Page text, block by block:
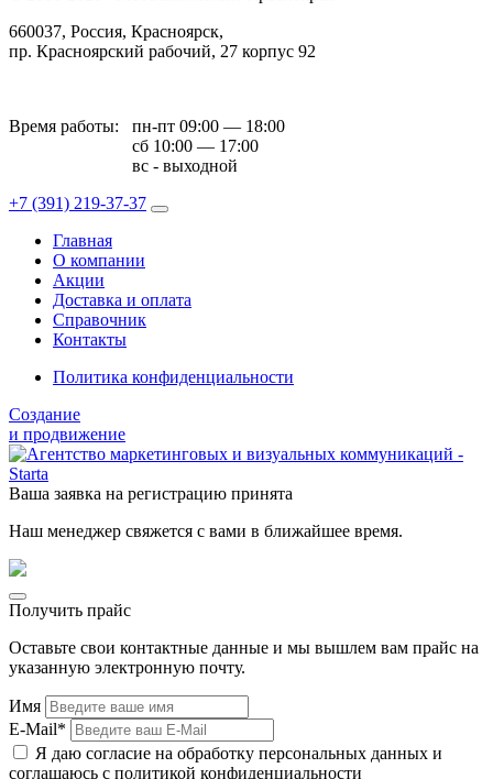
660037, Россия, Красноярск,
пр. Красноярский рабочий, 27 корпус 92
Время работы:
пн-пт 09:00 — 18:00
сб 10:00 — 17:00
вс - выходной
+7 (391) 219-37-37
Главная
О компании
Акции
Доставка и оплата
Справочник
Контакты
Политика конфиденциальности
Создание
и продвижение
Ваша заявка на регистрацию принята
Наш менеджер свяжется с вами в ближайшее время.
Получить прайс
Оставьте свои контактные данные и мы вышлем вам прайс на
указанную электронную почту.
Имя
E-Mail*
Я даю согласие на обработку персональных данных и
соглашаюсь с политикой конфиденциальности